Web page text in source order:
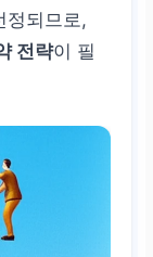
정되므로,
전략이 필